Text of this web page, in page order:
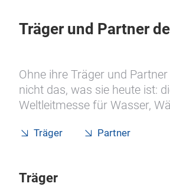
Träger und Partner
Ohne ihre Träger und
nicht das, was sie heute ist:
Weltleitmesse für Wasser,
Träger Partner
Träger